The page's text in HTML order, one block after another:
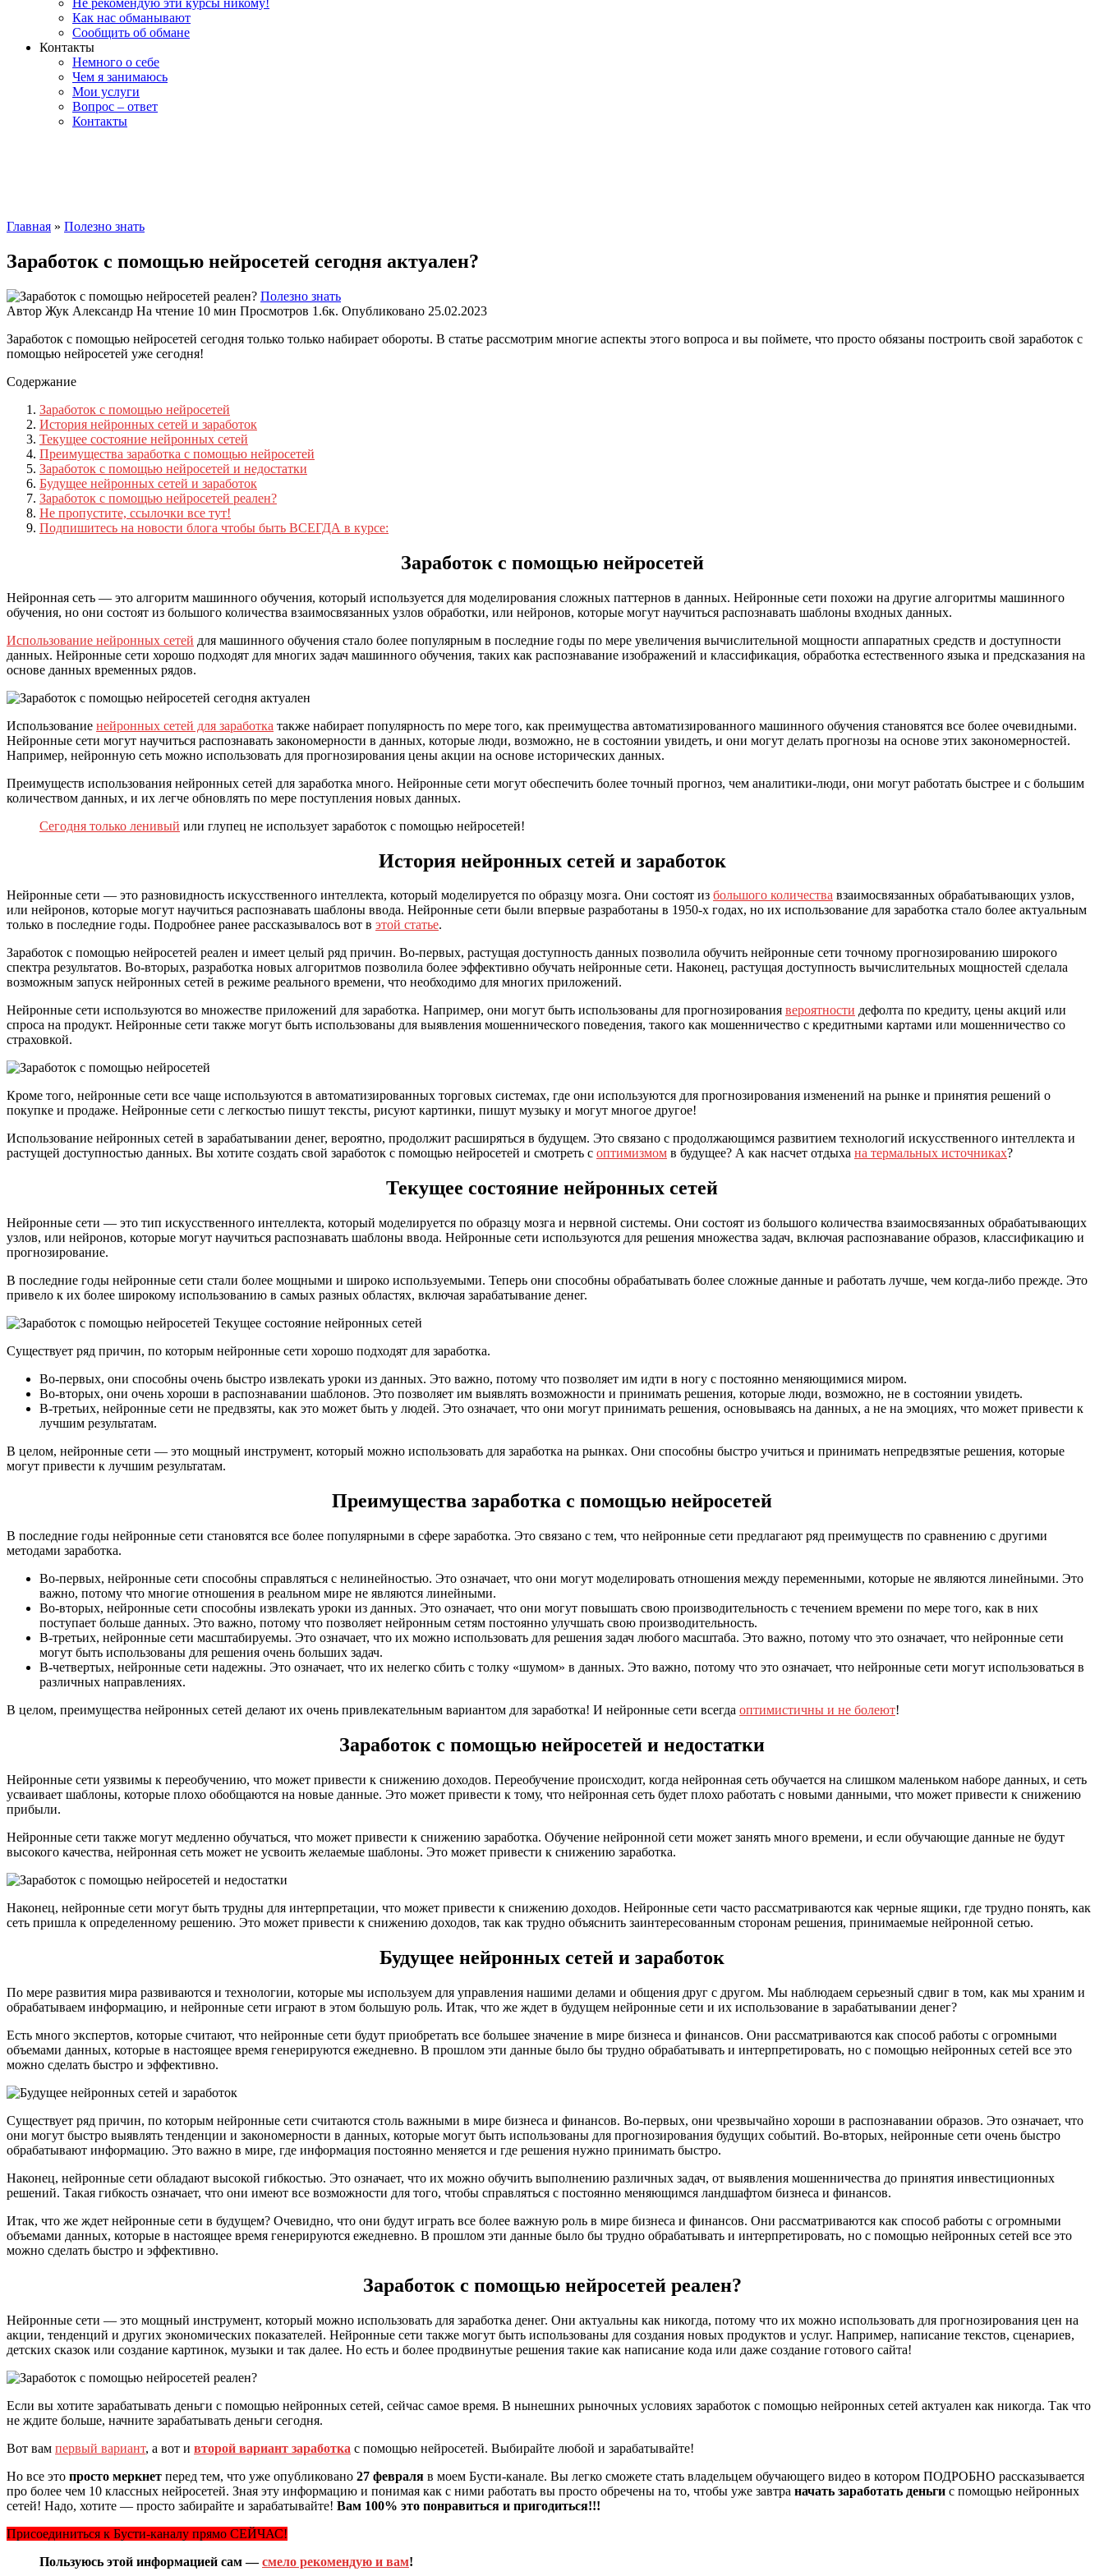
Не рекомендую эти курсы никому!
Как нас обманывают
Сообщить об обмане
Контакты
Немного о себе
Чем я занимаюсь
Мои услуги
Вопрос – ответ
Контакты
Главная » Полезно знать
Заработок с помощью нейросетей сегодня актуален?
Полезно знать
Автор Жук Александр На чтение 10 мин Просмотров 1.6к. Опубликовано 25.02.2023
Заработок с помощью нейросетей сегодня только только набирает обороты. В статье рассмотрим многие аспекты этого вопроса и вы поймете, что просто обязаны построить свой заработок с
помощью нейросетей уже сегодня!
Содержание
Заработок с помощью нейросетей
История нейронных сетей и заработок
Текущее состояние нейронных сетей
Преимущества заработка с помощью нейросетей
Заработок с помощью нейросетей и недостатки
Будущее нейронных сетей и заработок
Заработок с помощью нейросетей реален?
Не пропустите, ссылочки все тут!
Подпишитесь на новости блога чтобы быть ВСЕГДА в курсе:
Заработок с помощью нейросетей
Нейронная сеть — это алгоритм машинного обучения, который используется для моделирования сложных паттернов в данных. Нейронные сети похожи на другие алгоритмы машинного
обучения, но они состоят из большого количества взаимосвязанных узлов обработки, или нейронов, которые могут научиться распознавать шаблоны входных данных.
Использование нейронных сетей для машинного обучения стало более популярным в последние годы по мере увеличения вычислительной мощности аппаратных средств и доступности
данных. Нейронные сети хорошо подходят для многих задач машинного обучения, таких как распознавание изображений и классификация, обработка естественного языка и предсказания на
основе данных временных рядов.
Использование нейронных сетей для заработка также набирает популярность по мере того, как преимущества автоматизированного машинного обучения становятся все более очевидными.
Нейронные сети могут научиться распознавать закономерности в данных, которые люди, возможно, не в состоянии увидеть, и они могут делать прогнозы на основе этих закономерностей.
Например, нейронную сеть можно использовать для прогнозирования цены акции на основе исторических данных.
Преимуществ использования нейронных сетей для заработка много. Нейронные сети могут обеспечить более точный прогноз, чем аналитики-люди, они могут работать быстрее и с большим
количеством данных, и их легче обновлять по мере поступления новых данных.
Сегодня только ленивый или глупец не использует заработок с помощью нейросетей!
История нейронных сетей и заработок
Нейронные сети — это разновидность искусственного интеллекта, который моделируется по образцу мозга. Они состоят из большого количества взаимосвязанных обрабатывающих узлов,
или нейронов, которые могут научиться распознавать шаблоны ввода. Нейронные сети были впервые разработаны в 1950-х годах, но их использование для заработка стало более актуальным
только в последние годы. Подробнее ранее рассказывалось вот в этой статье.
Заработок с помощью нейросетей реален и имеет целый ряд причин. Во-первых, растущая доступность данных позволила обучить нейронные сети точному прогнозированию широкого
спектра результатов. Во-вторых, разработка новых алгоритмов позволила более эффективно обучать нейронные сети. Наконец, растущая доступность вычислительных мощностей сделала
возможным запуск нейронных сетей в режиме реального времени, что необходимо для многих приложений.
Нейронные сети используются во множестве приложений для заработка. Например, они могут быть использованы для прогнозирования вероятности дефолта по кредиту, цены акций или
спроса на продукт. Нейронные сети также могут быть использованы для выявления мошеннического поведения, такого как мошенничество с кредитными картами или мошенничество со
страховкой.
Кроме того, нейронные сети все чаще используются в автоматизированных торговых системах, где они используются для прогнозирования изменений на рынке и принятия решений о
покупке и продаже. Нейронные сети с легкостью пишут тексты, рисуют картинки, пишут музыку и могут многое другое!
Использование нейронных сетей в зарабатывании денег, вероятно, продолжит расширяться в будущем. Это связано с продолжающимся развитием технологий искусственного интеллекта и
растущей доступностью данных. Вы хотите создать свой заработок с помощью нейросетей и смотреть с оптимизмом в будущее? А как насчет отдыха на термальных источниках?
Текущее состояние нейронных сетей
Нейронные сети — это тип искусственного интеллекта, который моделируется по образцу мозга и нервной системы. Они состоят из большого количества взаимосвязанных обрабатывающих
узлов, или нейронов, которые могут научиться распознавать шаблоны ввода. Нейронные сети используются для решения множества задач, включая распознавание образов, классификацию и
прогнозирование.
В последние годы нейронные сети стали более мощными и широко используемыми. Теперь они способны обрабатывать более сложные данные и работать лучше, чем когда-либо прежде. Это
привело к их более широкому использованию в самых разных областях, включая зарабатывание денег.
Существует ряд причин, по которым нейронные сети хорошо подходят для заработка.
Во-первых, они способны очень быстро извлекать уроки из данных. Это важно, потому что позволяет им идти в ногу с постоянно меняющимися миром.
Во-вторых, они очень хороши в распознавании шаблонов. Это позволяет им выявлять возможности и принимать решения, которые люди, возможно, не в состоянии увидеть.
В-третьих, нейронные сети не предвзяты, как это может быть у людей. Это означает, что они могут принимать решения, основываясь на данных, а не на эмоциях, что может привести к
лучшим результатам.
В целом, нейронные сети — это мощный инструмент, который можно использовать для заработка на рынках. Они способны быстро учиться и принимать непредвзятые решения, которые
могут привести к лучшим результатам.
Преимущества заработка с помощью нейросетей
В последние годы нейронные сети становятся все более популярными в сфере заработка. Это связано с тем, что нейронные сети предлагают ряд преимуществ по сравнению с другими
методами заработка.
Во-первых, нейронные сети способны справляться с нелинейностью. Это означает, что они могут моделировать отношения между переменными, которые не являются линейными. Это
важно, потому что многие отношения в реальном мире не являются линейными.
Во-вторых, нейронные сети способны извлекать уроки из данных. Это означает, что они могут повышать свою производительность с течением времени по мере того, как в них
поступает больше данных. Это важно, потому что позволяет нейронным сетям постоянно улучшать свою производительность.
В-третьих, нейронные сети масштабируемы. Это означает, что их можно использовать для решения задач любого масштаба. Это важно, потому что это означает, что нейронные сети
могут быть использованы для решения очень больших задач.
В-четвертых, нейронные сети надежны. Это означает, что их нелегко сбить с толку «шумом» в данных. Это важно, потому что это означает, что нейронные сети могут использоваться в
различных направлениях.
В целом, преимущества нейронных сетей делают их очень привлекательным вариантом для заработка! И нейронные сети всегда оптимистичны и не болеют!
Заработок с помощью нейросетей и недостатки
Нейронные сети уязвимы к переобучению, что может привести к снижению доходов. Переобучение происходит, когда нейронная сеть обучается на слишком маленьком наборе данных, и сеть
усваивает шаблоны, которые плохо обобщаются на новые данные. Это может привести к тому, что нейронная сеть будет плохо работать с новыми данными, что может привести к снижению
прибыли.
Нейронные сети также могут медленно обучаться, что может привести к снижению заработка. Обучение нейронной сети может занять много времени, и если обучающие данные не будут
высокого качества, нейронная сеть может не усвоить желаемые шаблоны. Это может привести к снижению заработка.
Наконец, нейронные сети могут быть трудны для интерпретации, что может привести к снижению доходов. Нейронные сети часто рассматриваются как черные ящики, где трудно понять, как
сеть пришла к определенному решению. Это может привести к снижению доходов, так как трудно объяснить заинтересованным сторонам решения, принимаемые нейронной сетью.
Будущее нейронных сетей и заработок
По мере развития мира развиваются и технологии, которые мы используем для управления нашими делами и общения друг с другом. Мы наблюдаем серьезный сдвиг в том, как мы храним и
обрабатываем информацию, и нейронные сети играют в этом большую роль. Итак, что же ждет в будущем нейронные сети и их использование в зарабатывании денег?
Есть много экспертов, которые считают, что нейронные сети будут приобретать все большее значение в мире бизнеса и финансов. Они рассматриваются как способ работы с огромными
объемами данных, которые в настоящее время генерируются ежедневно. В прошлом эти данные было бы трудно обрабатывать и интерпретировать, но с помощью нейронных сетей все это
можно сделать быстро и эффективно.
Существует ряд причин, по которым нейронные сети считаются столь важными в мире бизнеса и финансов. Во-первых, они чрезвычайно хороши в распознавании образов. Это означает, что
они могут быстро выявлять тенденции и закономерности в данных, которые могут быть использованы для прогнозирования будущих событий. Во-вторых, нейронные сети очень быстро
обрабатывают информацию. Это важно в мире, где информация постоянно меняется и где решения нужно принимать быстро.
Наконец, нейронные сети обладают высокой гибкостью. Это означает, что их можно обучить выполнению различных задач, от выявления мошенничества до принятия инвестиционных
решений. Такая гибкость означает, что они имеют все возможности для того, чтобы справляться с постоянно меняющимся ландшафтом бизнеса и финансов.
Итак, что же ждет нейронные сети в будущем? Очевидно, что они будут играть все более важную роль в мире бизнеса и финансов. Они рассматриваются как способ работы с огромными
объемами данных, которые в настоящее время генерируются ежедневно. В прошлом эти данные было бы трудно обрабатывать и интерпретировать, но с помощью нейронных сетей все это
можно сделать быстро и эффективно.
Заработок с помощью нейросетей реален?
Нейронные сети — это мощный инструмент, который можно использовать для заработка денег. Они актуальны как никогда, потому что их можно использовать для прогнозирования цен на
акции, тенденций и других экономических показателей. Нейронные сети также могут быть использованы для создания новых продуктов и услуг. Например, написание текстов, сценариев,
детских сказок или создание картинок, музыки и так далее. Но есть и более продвинутые решения такие как написание кода или даже создание готового сайта!
Если вы хотите зарабатывать деньги с помощью нейронных сетей, сейчас самое время. В нынешних рыночных условиях заработок с помощью нейронных сетей актуален как никогда. Так что
не ждите больше, начните зарабатывать деньги сегодня.
Вот вам первый вариант, а вот и второй вариант заработка с помощью нейросетей. Выбирайте любой и зарабатывайте!
Но все это просто меркнет перед тем, что уже опубликовано 27 февраля в моем Бусти-канале. Вы легко сможете стать владельцем обучающего видео в котором ПОДРОБНО рассказывается
про более чем 10 классных нейросетей. Зная эту информацию и понимая как с ними работать вы просто обречены на то, чтобы уже завтра начать заработать деньги с помощью нейронных
сетей! Надо, хотите — просто забирайте и зарабатывайте! Вам 100% это понравиться и пригодиться!!!
Присоединиться к Бусти-каналу прямо СЕЙЧАС!
Пользуюсь этой информацией сам —смело рекомендую и вам!